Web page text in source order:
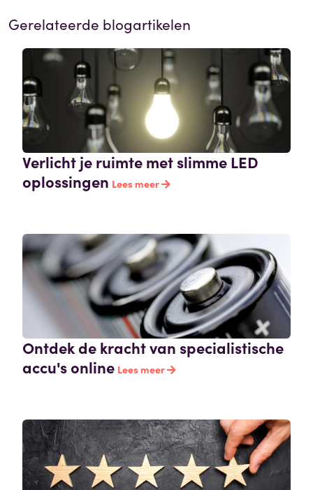
Gerelateerde blogartikelen
Verlicht je ruimte met slimme LED
oplossingen Lees meer
Ontdek de kracht van specialistische
accu's online Lees meer